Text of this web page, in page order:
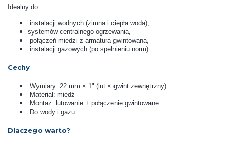
Idealny do:
instalacji wodnych (zimna i ciepła woda),
systemów centralnego ogrzewania,
połączeń miedzi z armaturą gwintowaną,
instalacji gazowych (po spełnieniu norm).
Cechy
Wymiary: 22 mm × 1" (lut × gwint zewnętrzny)
Materiał: miedź
Montaż: lutowanie + połączenie gwintowane
Do wody i gazu
Dlaczego warto?